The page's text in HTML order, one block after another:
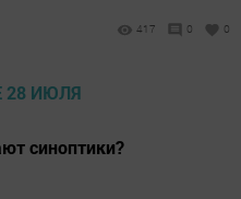
417 0 0
синоптики?